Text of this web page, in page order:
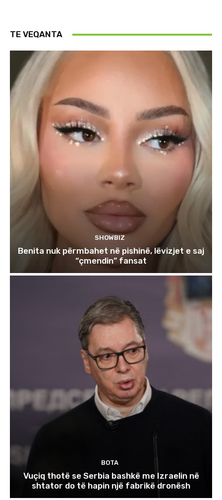
TE VEQANTA
SHOWBIZ
Benita nuk përmbahet në pishinë, lëvizjet e saj
“çmendin” fansat
BOTA
Vuçiq thotë se Serbia bashkë me Izraelin në
shtator do të hapin një fabrikë dronësh